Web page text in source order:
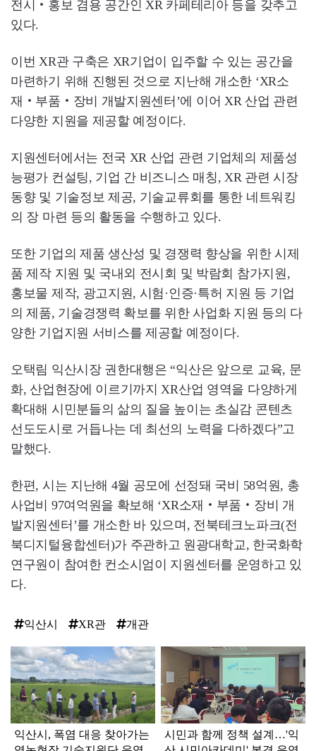
전시‧홍보 겸용 공간인 XR 카페테리아 등을 갖추고
있다.
이번 XR관 구축은 XR기업이 입주할 수 있는 공간을
마련하기 위해 진행된 것으로 지난해 개소한 ‘XR소
재‧부품‧장비 개발지원센터’에 이어 XR 산업 관련
다양한 지원을 제공할 예정이다.
지원센터에서는 전국 XR 산업 관련 기업체의 제품성
능평가 컨설팅, 기업 간 비즈니스 매칭, XR 관련 시장
동향 및 기술정보 제공, 기술교류회를 통한 네트워킹
의 장 마련 등의 활동을 수행하고 있다.
또한 기업의 제품 생산성 및 경쟁력 향상을 위한 시제
품 제작 지원 및 국내외 전시회 및 박람회 참가지원,
홍보물 제작, 광고지원, 시험·인증·특허 지원 등 기업
의 제품, 기술경쟁력 확보를 위한 사업화 지원 등의 다
양한 기업지원 서비스를 제공할 예정이다.
오택림 익산시장 권한대행은 “익산은 앞으로 교육, 문
화, 산업현장에 이르기까지 XR산업 영역을 다양하게
확대해 시민분들의 삶의 질을 높이는 초실감 콘텐츠
선도도시로 거듭나는 데 최선의 노력을 다하겠다”고
말했다.
한편, 시는 지난해 4월 공모에 선정돼 국비 58억원, 총
사업비 97여억원을 확보해 ‘XR소재‧부품‧장비 개
발지원센터’를 개소한 바 있으며, 전북테크노파크(전
북디지털융합센터)가 주관하고 원광대학교, 한국화학
연구원이 참여한 컨소시엄이 지원센터를 운영하고 있
다.
익산시 XR관 개관
탑
라
인
익산시, 폭염 대응 찾아가는
시민과 함께 정책 설계…'익